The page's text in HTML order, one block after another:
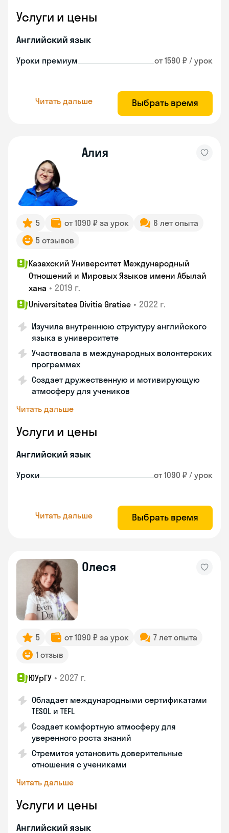
Услуги и цены
Английский язык
Уроки премиум от 1590 ₽ / урок
Читать дальше Выбрать время
Алия
5 от 1090 ₽ за урок
6 лет опыта
5 отзывов
Казахский Университет Международный
Отношений и Мировых Языков имени Абылай
хана • 2019 г.
Universitatea Divitia Gratiae • 2022 г.
Изучила внутреннюю структуру английского
языка в университете
Участвовала в международных волонтерских
программах
Создает дружественную и мотивирующую
атмосферу для учеников
Читать дальше
Услуги и цены
Английский язык
Уроки от 1090 ₽ / урок
Читать дальше Выбрать время
Олеся
5 от 1090 ₽ за урок
7 лет опыта
1 отзыв
ЮУрГУ • 2027 г.
Обладает международными сертификатами
TESOL и TEFL
Создает комфортную атмосферу для
уверенного роста знаний
Стремится установить доверительные
отношения с учениками
Читать дальше
Услуги и цены
Английский язык